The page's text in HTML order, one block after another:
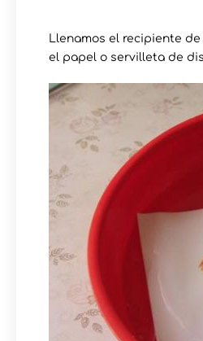
Llenamos el recipiente
el papel o servilleta de